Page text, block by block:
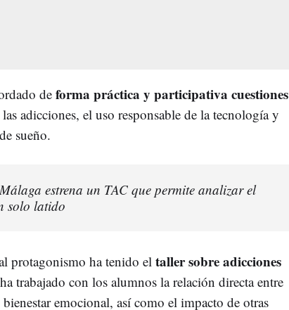
de forma práctica y participativa cuestiones
las adicciones, el uso responsable de la tecnología y
sueño.
estrena un TAC que permite analizar el
solo latido
protagonismo ha tenido el taller sobre adicciones
trabajado con los alumnos la relación directa entre
emocional, así como el impacto de otras